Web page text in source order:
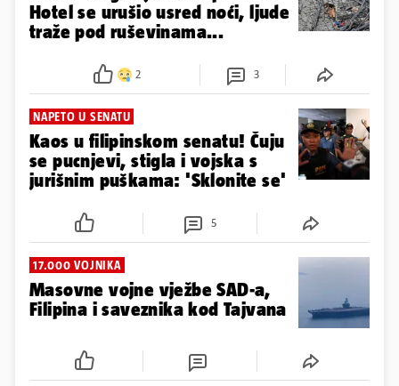
Hotel se urušio usred noći, ljude
traže pod ruševinama...
2 3
NAPETO U SENATU
Kaos u filipinskom senatu! Čuju
se pucnjevi, stigla i vojska s
jurišnim puškama: 'Sklonite se'
5
17.000 VOJNIKA
Masovne vojne vježbe SAD-a,
Filipina i saveznika kod Tajvana